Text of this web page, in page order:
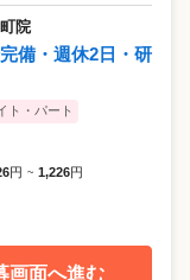
院
備・週休2日・研
ト・パート
円 ~ 1,226円
画面へ進む